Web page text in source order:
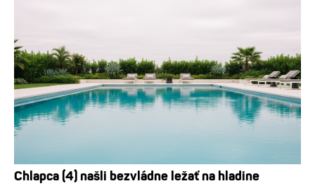
Chlapca (4) našli bezvládne ležať na hladine